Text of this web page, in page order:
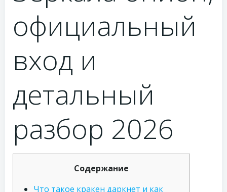
официальный
вход и
детальный
разбор 2026
Содержание
Что такое кракен даркнет и как